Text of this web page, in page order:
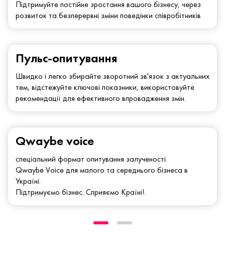
Підтримуйте постійне зростання вашого бізнесу, через
розвиток та безперервні зміни поведінки співробітників
Qwaybe voice
спеціальний формат опитування залученості.
Qwaybe Voice для малого та середнього бізнеса в
Україні.
Підтримуємо бізнес. Сприяємо Країні!.
Пульс-опитування
Швидко і легко збирайте зворотний зв'язок з актуальних
тем, відстежуйте ключові показники, використовуйте
рекомендації для ефективного впровадження змін.